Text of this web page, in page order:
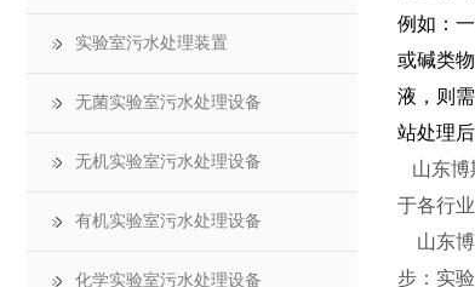
例如：
或碱类
液，则
站处理
山东博
于各行
山东博
步：实
实验室污水处理装置
无菌实验室污水处理设备
无机实验室污水处理设备
有机实验室污水处理设备
化学实验室污水处理设备